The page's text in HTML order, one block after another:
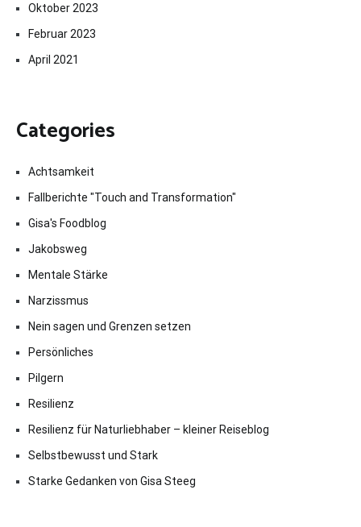
Oktober 2023
Februar 2023
April 2021
Categories
Achtsamkeit
Fallberichte "Touch and Transformation"
Gisa's Foodblog
Jakobsweg
Mentale Stärke
Narzissmus
Nein sagen und Grenzen setzen
Persönliches
Pilgern
Resilienz
Resilienz für Naturliebhaber – kleiner Reiseblog
Selbstbewusst und Stark
Starke Gedanken von Gisa Steeg